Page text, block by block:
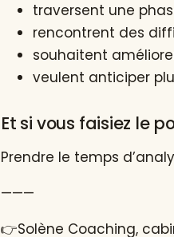
traversent une
rencontrent des
souhaitent
veulent anticiper
Et si vous faisiez le
Prendre le temps
———
👉Solène Coaching,